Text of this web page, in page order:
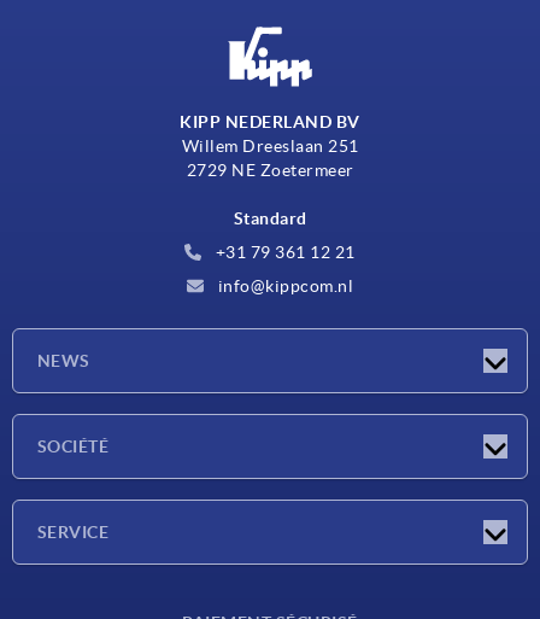
KIPP NEDERLAND BV
Willem Dreeslaan 251
2729 NE Zoetermeer
Standard
+31 79 361 12 21
info@kippcom.nl
NEWS
SOCIÉTÉ
SERVICE